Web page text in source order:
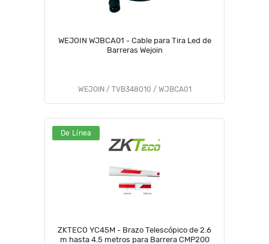
WEJOIN WJBCA01 - Cable para Tira Led de
Barreras Wejoin
WEJOIN / TVB348010 / WJBCA01
De Línea
ZKTECO YC45M - Brazo Telescópico de 2.6
m hasta 4.5 metros para Barrera CMP200